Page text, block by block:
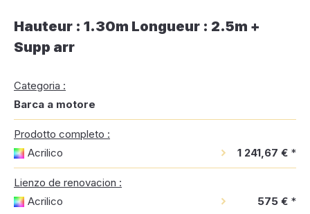
Hauteur : 1.30m Longueur : 2.5m +
Supp arr
Categoria :
Barca a motore
Prodotto completo :
Acrilico
1 241,67 € *
Lienzo de renovacion :
Acrilico
575 € *